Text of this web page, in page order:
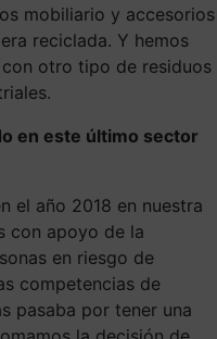
mobiliario y accesorios
reciclada. Y hemos
otro tipo de residuos
en este último sector
el año 2018 en nuestra
con apoyo de la
en riesgo de
competencias de
pasaba por tener una